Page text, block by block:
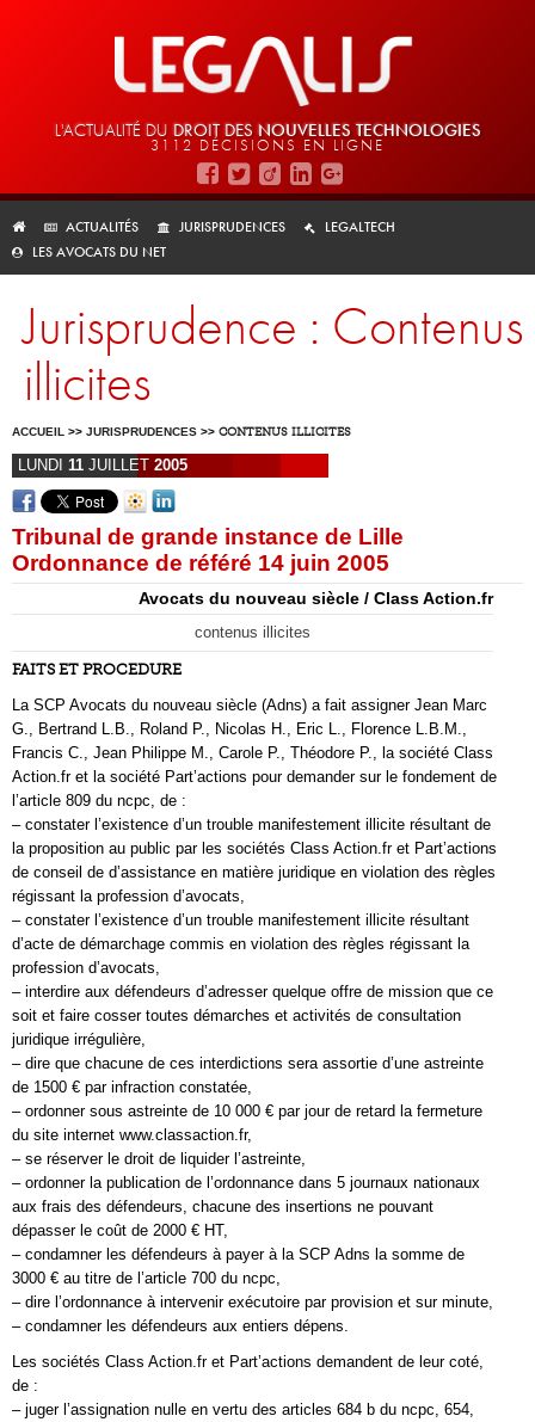
L'ACTUALITÉ DU DROIT DES NOUVELLES TECHNOLOGIES
3112 DÉCISIONS EN LIGNE
ACTUALITÉS JURISPRUDENCES
LEGALTECH
LES AVOCATS DU NET
Jurisprudence : Contenus
illicites
ACCUEIL >> JURISPRUDENCES >> CONTENUS ILLICITES
LUNDI 11 JUILLET 2005
Tribunal de grande instance de Lille
Ordonnance de référé 14 juin 2005
Avocats du nouveau siècle / Class Action.fr
contenus illicites
FAITS ET PROCEDURE
La SCP Avocats du nouveau siècle (Adns) a fait assigner Jean Marc
G., Bertrand L.B., Roland P., Nicolas H., Eric L., Florence L.B.M.,
Francis C., Jean Philippe M., Carole P., Théodore P., la société Class
Action.fr et la société Part’actions pour demander sur le fondement de
l’article 809 du ncpc, de :
– constater l’existence d’un trouble manifestement illicite résultant de
la proposition au public par les sociétés Class Action.fr et Part’actions
de conseil de d’assistance en matière juridique en violation des règles
régissant la profession d’avocats,
– constater l’existence d’un trouble manifestement illicite résultant
d’acte de démarchage commis en violation des règles régissant la
profession d’avocats,
– interdire aux défendeurs d’adresser quelque offre de mission que ce
soit et faire cosser toutes démarches et activités de consultation
juridique irrégulière,
– dire que chacune de ces interdictions sera assortie d’une astreinte
de 1500 € par infraction constatée,
– ordonner sous astreinte de 10 000 € par jour de retard la fermeture
du site internet www.classaction.fr,
– se réserver le droit de liquider l’astreinte,
– ordonner la publication de l’ordonnance dans 5 journaux nationaux
aux frais des défendeurs, chacune des insertions ne pouvant
dépasser le coût de 2000 € HT,
– condamner les défendeurs à payer à la SCP Adns la somme de
3000 € au titre de l’article 700 du ncpc,
– dire l’ordonnance à intervenir exécutoire par provision et sur minute,
– condamner les défendeurs aux entiers dépens.
Les sociétés Class Action.fr et Part’actions demandent de leur coté,
de :
– juger l’assignation nulle en vertu des articles 684 b du ncpc, 654,